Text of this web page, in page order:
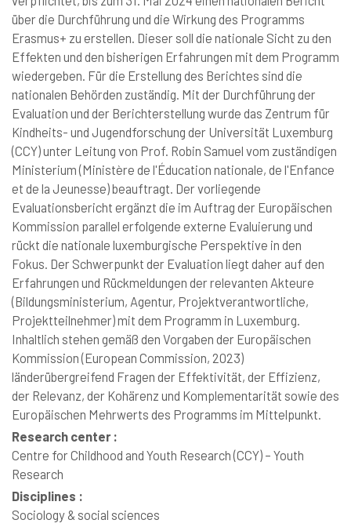
über die Durchführung und die Wirkung des Programms
Erasmus+ zu erstellen. Dieser soll die nationale Sicht zu den
Effekten und den bisherigen Erfahrungen mit dem Programm
wiedergeben. Für die Erstellung des Berichtes sind die
nationalen Behörden zuständig. Mit der Durchführung der
Evaluation und der Berichterstellung wurde das Zentrum für
Kindheits- und Jugendforschung der Universität Luxemburg
(CCY) unter Leitung von Prof. Robin Samuel vom zuständigen
Ministerium (Ministère de l'Éducation nationale, de l'Enfance
et de la Jeunesse) beauftragt. Der vorliegende
Evaluationsbericht ergänzt die im Auftrag der Europäischen
Kommission parallel erfolgende externe Evaluierung und
rückt die nationale luxemburgische Perspektive in den
Fokus. Der Schwerpunkt der Evaluation liegt daher auf den
Erfahrungen und Rückmeldungen der relevanten Akteure
(Bildungsministerium, Agentur, Projektverantwortliche,
Projektteilnehmer) mit dem Programm in Luxemburg.
Inhaltlich stehen gemäß den Vorgaben der Europäischen
Kommission (European Commission, 2023)
länderübergreifend Fragen der Effektivität, der Effizienz,
der Relevanz, der Kohärenz und Komplementarität sowie des
Europäischen Mehrwerts des Programms im Mittelpunkt.
Research center :
Centre for Childhood and Youth Research (CCY) – Youth
Research
Disciplines :
Sociology & social sciences